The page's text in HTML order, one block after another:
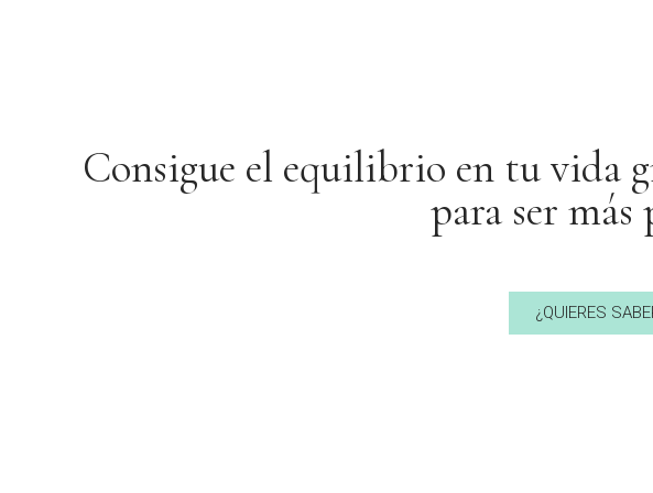
Consigue el equilibrio en tu vida
para ser
¿QUIERES